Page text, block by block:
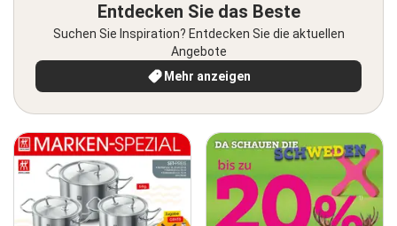
Entdecken Sie das Beste
Suchen Sie Inspiration? Entdecken Sie die aktuellen
Angebote
Mehr anzeigen